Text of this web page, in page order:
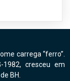
carrega “ferro”.
1982, cresceu em
BH.